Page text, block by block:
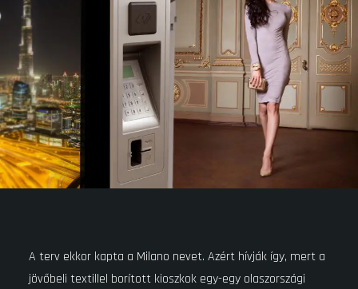
A terv ekkor kapta a Milano nevet. Azért hívják így, mert a
jövőbeli textillel borított kioszkok egy-egy olaszországi